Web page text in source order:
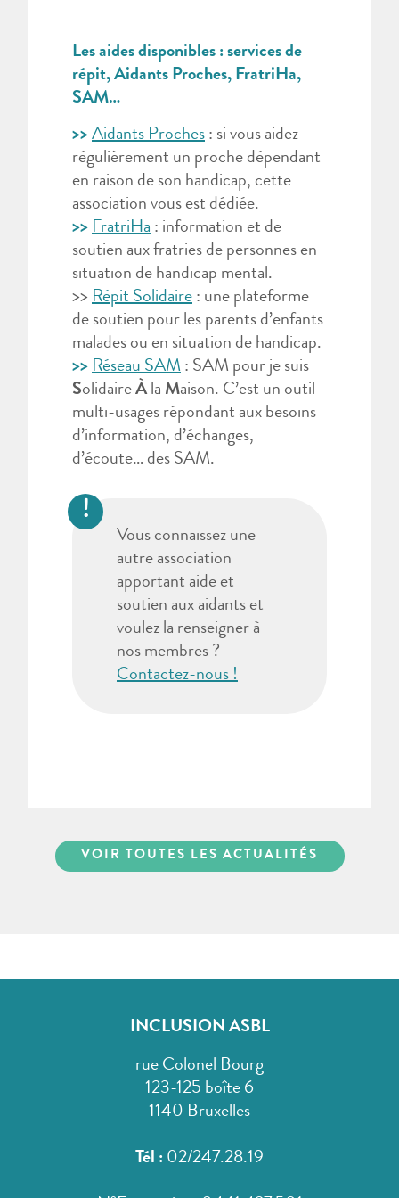
Les aides disponibles : services de
répit, Aidants Proches, FratriHa,
SAM…
>> Aidants Proches : si vous aidez
régulièrement un proche dépendant
en raison de son handicap, cette
association vous est dédiée.
>> FratriHa : information et de
soutien aux fratries de personnes en​
situation de handicap mental.
>> Répit Solidaire : une plateforme
de soutien pour les parents d’enfants
malades ou en situation de handicap.
>> Réseau SAM : SAM pour je suis
Solidaire Àla Maison. C’est un outil
multi-usages répondant aux besoins
d’information, d’échanges,
d’écoute… des SAM.
Vous connaissez une
autre association
apportant aide et
soutien aux aidants et
voulez la renseigner à
nos membres ?
Contactez-nous !
VOIR TOUTES LES ACTUALITÉS
INCLUSION ASBL
rue Colonel Bourg
123-125 boîte 6
1140 Bruxelles
Tél : 02/247.28.19